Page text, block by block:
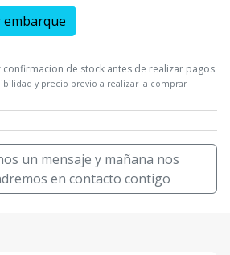
confirmacion de stock antes de realizar pagos.
y precio previo a realizar la comprar
un mensaje y mañana nos
en contacto contigo